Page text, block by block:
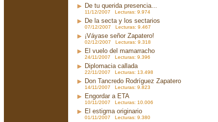
De tu querida presencia...
11/12/2007 Lecturas: 9.974
De la secta y los sectarios
07/12/2007 Lecturas: 9.467
¡Váyase señor Zapatero!
02/12/2007 Lecturas: 9.318
El vuelo del mamarracho
24/11/2007 Lecturas: 9.396
Diplomacia callada
22/11/2007 Lecturas: 13.498
Don Tancredo Rodríguez Zapatero
14/11/2007 Lecturas: 9.823
Engordar a ETA
10/11/2007 Lecturas: 10.006
El estigma originario
01/11/2007 Lecturas: 9.380